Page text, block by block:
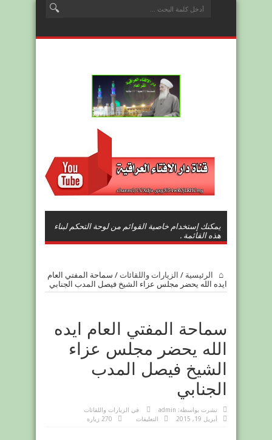
يمكنك إستخدام خاصية القوائم من لوحة التحكم لبناء
هذه القائمة .
الرئيسية / الزيارات واللقائات / سماحة المفتي العام
ايده الله يحضر مجلس عزاء الشيخ فيصل المدب الجنابي
سماحة المفتي العام ايده
الله يحضر مجلس عزاء
الشيخ فيصل المدب
الجنابي
نشرت بواسطة: admin في الزيارات واللقائات
أبريل 19, 2015
التعليقات 270 زيارة